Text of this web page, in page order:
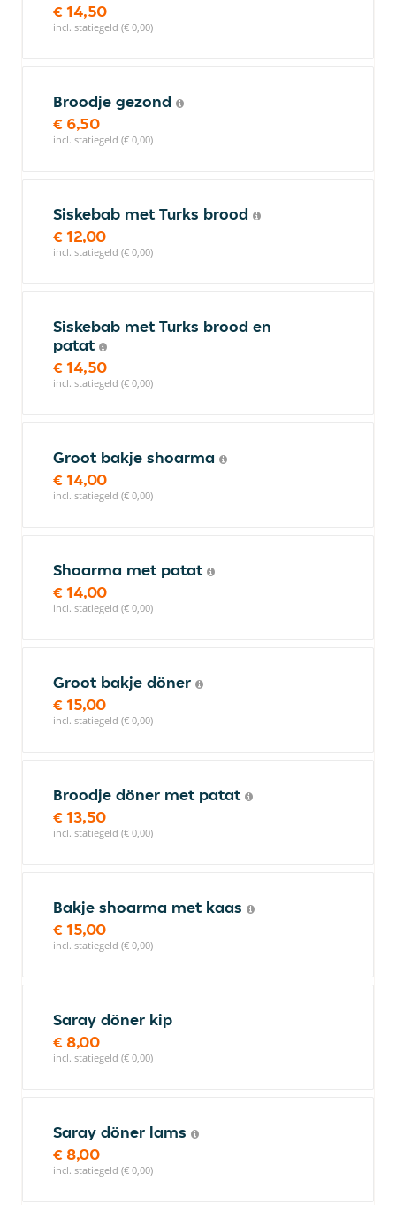
€ 14,50
incl. statiegeld (€ 0,00)
Broodje gezond
€ 6,50
incl. statiegeld (€ 0,00)
Siskebab met Turks brood
€ 12,00
incl. statiegeld (€ 0,00)
Siskebab met Turks brood en
patat
€ 14,50
incl. statiegeld (€ 0,00)
Groot bakje shoarma
€ 14,00
incl. statiegeld (€ 0,00)
Shoarma met patat
€ 14,00
incl. statiegeld (€ 0,00)
Groot bakje döner
€ 15,00
incl. statiegeld (€ 0,00)
Broodje döner met patat
€ 13,50
incl. statiegeld (€ 0,00)
Bakje shoarma met kaas
€ 15,00
incl. statiegeld (€ 0,00)
Saray döner kip
€ 8,00
incl. statiegeld (€ 0,00)
Saray döner lams
€ 8,00
incl. statiegeld (€ 0,00)